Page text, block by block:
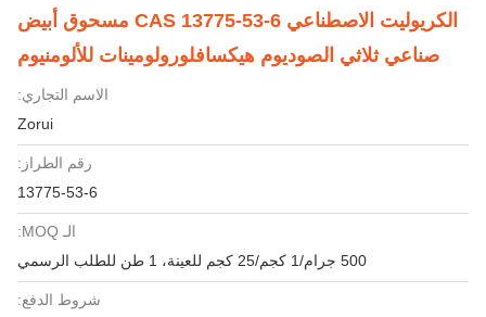
الكريوليت الاصطناعي CAS 13775-53-6 مسحوق أبيض
صناعي ثلاثي الصوديوم هيكسافلورولومينات للألومنيوم
الاسم التجاري:
Zorui
رقم الطراز:
13775-53-6
الـ MOQ:
500 جرام/1 كجم/25 كجم للعينة، 1 طن للطلب الرسمي
شروط الدفع: